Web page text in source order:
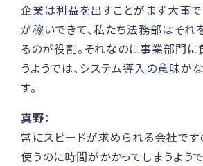
企業は利益を出すことがまず大事で
が稼いできて、私たち法務部はそれ
るのが役割。それなのに事業部門
うようでは、システム導入の意味が
す。
真野：
常にスピードが求められる会社です
使うのに時間がかかってしまうよう